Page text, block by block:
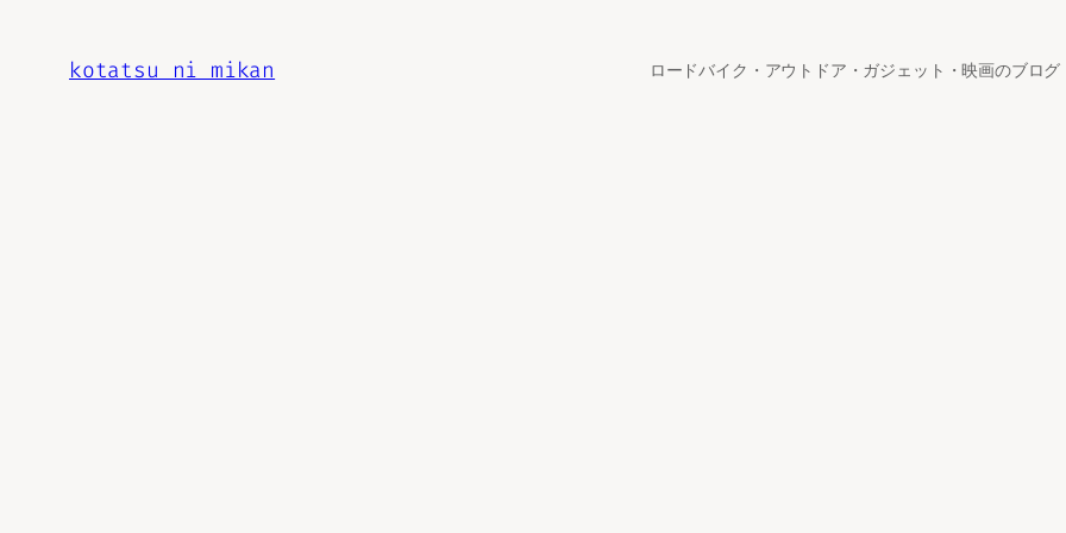
kotatsu ni mikan ロードバイク・アウトドア・ガジェット・映画のブログ